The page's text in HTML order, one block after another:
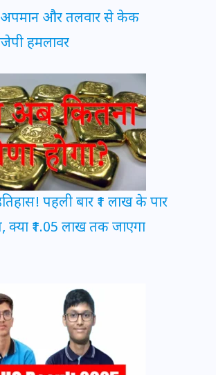
और तलवार से केक
हमलावर
पहली बार ₹1 लाख के पार
क्या ₹1.05 लाख तक जाएगा